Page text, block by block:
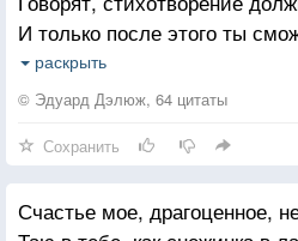
И только после этого ты
Но слово не умирает, когда
Оно только начинает жить.
В путеводителе по темноте
Должна появиться звезда.
Жизнь проста для сердца,
раскрыть
© Эдуард Дэлюж, 64 цитаты
Сохранить
Счастье мое, драгоценное,